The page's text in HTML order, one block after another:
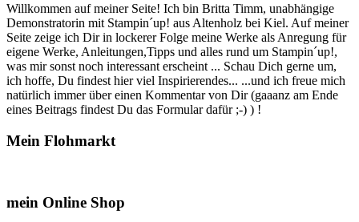
Willkommen auf meiner Seite! Ich bin Britta Timm, unabhängige
Demonstratorin mit Stampin´up! aus Altenholz bei Kiel. Auf meiner
Seite zeige ich Dir in lockerer Folge meine Werke als Anregung für
eigene Werke, Anleitungen,Tipps und alles rund um Stampin´up!,
was mir sonst noch interessant erscheint ... Schau Dich gerne um,
ich hoffe, Du findest hier viel Inspirierendes... ...und ich freue mich
natürlich immer über einen Kommentar von Dir (gaaanz am Ende
eines Beitrags findest Du das Formular dafür ;-) ) !
Mein Flohmarkt
mein Online Shop